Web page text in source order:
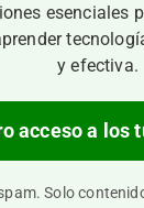
esenciales
y efectiva.
acceso a los
Solo